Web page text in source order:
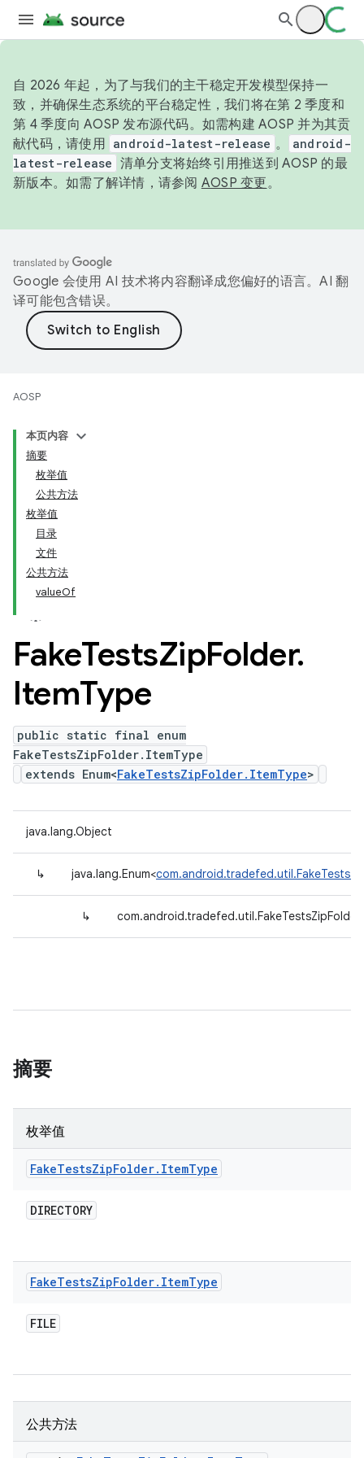
自 2026 年起，为了与我们的主干稳定开发模型保持一
致，并确保生态系统的平台稳定性，我们将在第 2 季度和
第 4 季度向 AOSP 发布源代码。如需构建 AOSP 并为其贡
献代码，请使用 android-latest-release 。
android-
latest-release 清单分支将始终引用推送到 AOSP 的最
新版本。如需了解详情，请参阅 AOSP 变更。
Google 会使用 AI 技术将内容翻译成您偏好的语言。AI 翻
译可能包含错误。
AOSP
本页内容
摘要
枚举值
公共方法
枚举值
目录
文件
公共方法
valueOf
FakeTestsZipFolder.
ItemType
public static final enum
FakeTestsZipFolder.ItemType
extends Enum<FakeTestsZipFolder.ItemType>
java.lang.Object
↳ java.lang.Enum<
↳
摘要
枚举值
FakeTestsZipFolder. ItemType
DIRECTORY
FakeTestsZipFolder. ItemType
FILE
公共方法